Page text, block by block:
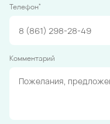
Телефон*
Комментарий